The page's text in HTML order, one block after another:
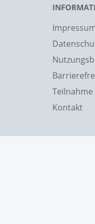
Teilnahme
Kontakt